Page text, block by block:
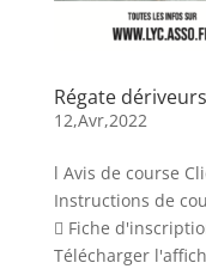
Régate
12,Avr,2022
l Avis de course
Instructions de
 Fiche
Télécharger